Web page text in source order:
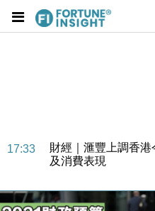
17:33
財經｜滙豐上調香
及消費表現
損失近6900萬元